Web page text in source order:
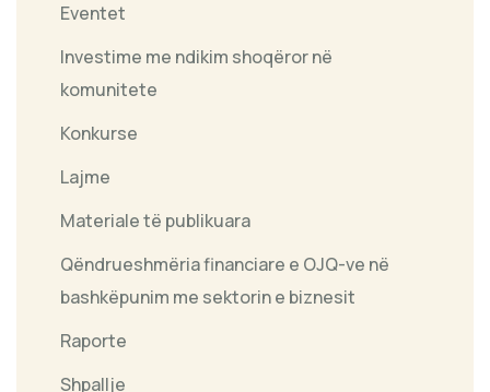
Eventet
Investime me ndikim shoqëror në
komunitete
Konkurse
Lajme
Materiale të publikuara
Qëndrueshmëria financiare e OJQ-ve në
bashkëpunim me sektorin e biznesit
Raporte
Shpallje